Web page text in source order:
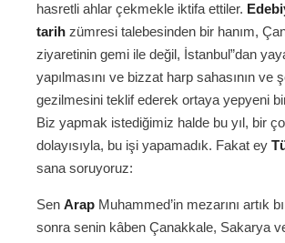
hasretli ahlar çekmekle iktifa ettiler.
tarih zümresi talebesinden bir hanım,
ziyaretinin gemi ile değil, İstanbul”dan
yapılmasını ve bizzat harp sahasının ve
gezilmesini teklif ederek ortaya yepyeni
Biz yapmak istediğimiz halde bu yıl, bir
dolayısıyla, bu işi yapamadık. Fakat ey
sana soruyoruz:
Sen Arap Muhammed’in mezarını artık
sonra senin kâben Çanakkale, Sakarya